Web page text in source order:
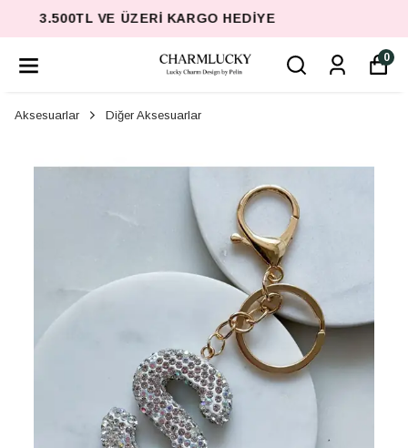
3.500TL VE ÜZERI KARGO HEDIYE
0
Aksesuarlar Diğer Aksesuarlar